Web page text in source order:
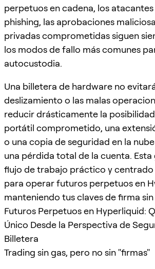
perpetuos en cadena, los atacantes
phishing, las aprobaciones
privadas comprometidas siguen
los modos de fallo más comunes
autocustodia.
Una billetera de hardware no
deslizamiento o las malas
reducir drásticamente la
portátil comprometido, una
o una copia de seguridad en la
una pérdida total de la cuenta. Esta
flujo de trabajo práctico y centrado
para operar futuros perpetuos en
manteniendo tus claves de firma
Futuros Perpetuos en Hyperliquid:
Único Desde la Perspectiva de
Billetera
Trading sin gas, pero no sin "firmas"